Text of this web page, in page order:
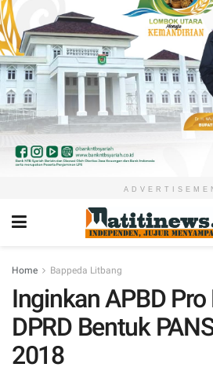
Home Bappeda Litbang
Inginkan APBD Pro
DPRD Bentuk
2018